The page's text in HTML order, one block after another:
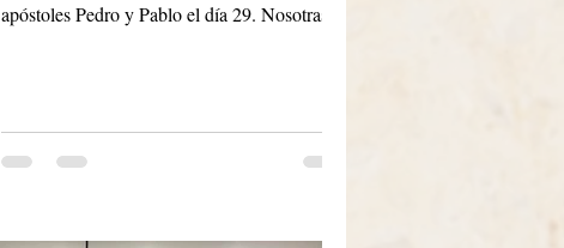
apóstoles Pedro y Pablo el día 29. Nosotras,
nuestra misión pastoral. Nuestra comunidad
religiosa forma parte de la Parroquia Santa